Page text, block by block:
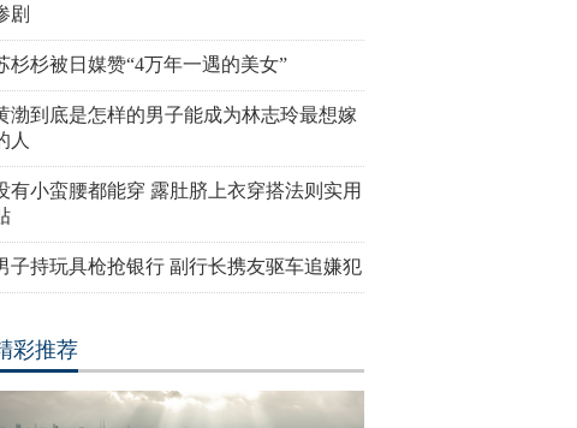
剧
杉杉被日媒赞“4万年一遇的美女”
渤到底是怎样的男子能成为林志玲最想嫁
人
有小蛮腰都能穿 露肚脐上衣穿搭法则实用
子持玩具枪抢银行 副行长携友驱车追嫌犯
彩推荐